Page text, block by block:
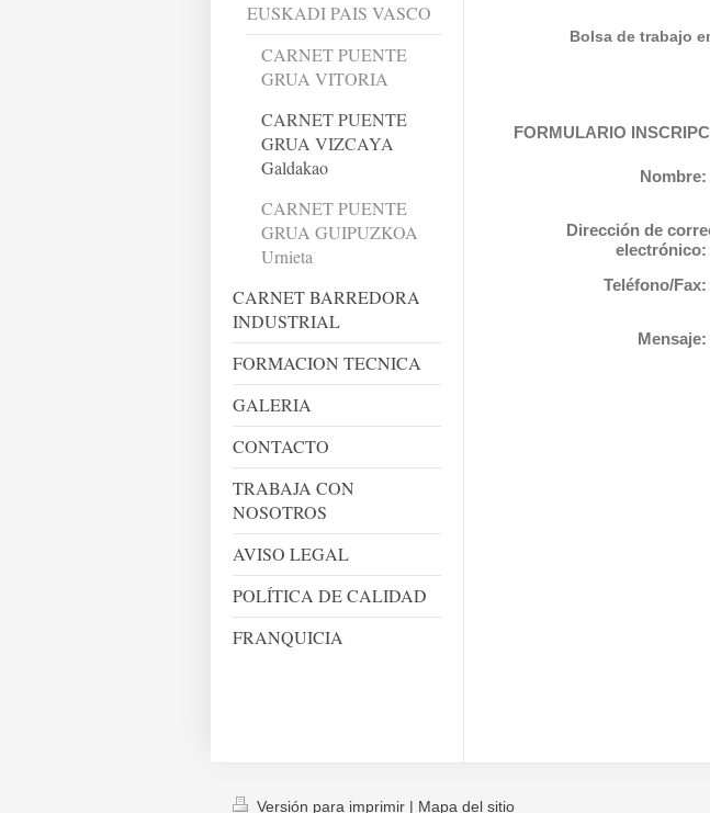
EUSKADI PAIS VASCO
CARNET PUENTE
GRUA VITORIA
CARNET PUENTE
GRUA VIZCAYA
Galdakao
CARNET PUENTE
GRUA GUIPUZKOA
Urnieta
CARNET BARREDORA
INDUSTRIAL
FORMACION TECNICA
GALERIA
CONTACTO
TRABAJA CON
NOSOTROS
AVISO LEGAL
POLÍTICA DE CALIDAD
FRANQUICIA
Bolsa de trabajo
FORMULARIO
Nombre:
Dirección de
electrónico:
Teléfono/Fax:
Mensaje:
Versión para imprimir | Mapa del sitio